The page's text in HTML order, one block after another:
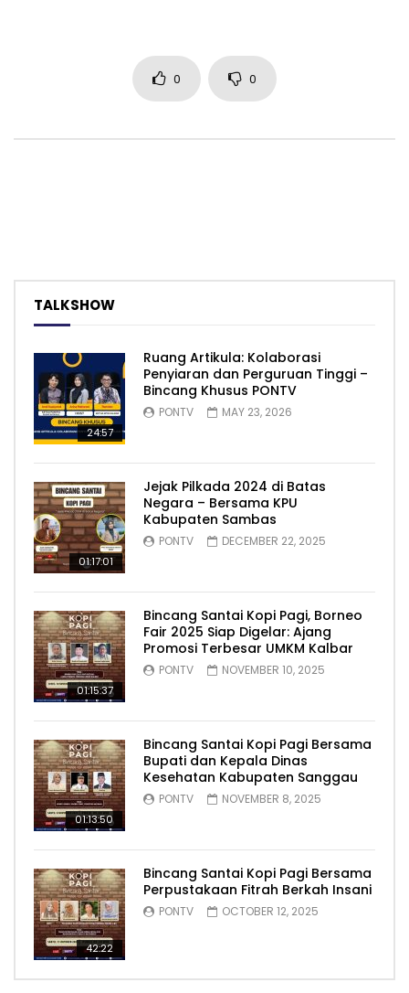
0 0
TALKSHOW
24:57
Ruang Artikula: Kolaborasi
Penyiaran dan Perguruan Tinggi –
Bincang Khusus PONTV
PONTV MAY 23, 2026
01:17:01
Jejak Pilkada 2024 di Batas
Negara – Bersama KPU
Kabupaten Sambas
PONTV DECEMBER 22, 2025
01:15:37
Bincang Santai Kopi Pagi, Borneo
Fair 2025 Siap Digelar: Ajang
Promosi Terbesar UMKM Kalbar
PONTV NOVEMBER 10, 2025
01:13:50
Bincang Santai Kopi Pagi Bersama
Bupati dan Kepala Dinas
Kesehatan Kabupaten Sanggau
PONTV NOVEMBER 8, 2025
42:22
Bincang Santai Kopi Pagi Bersama
Perpustakaan Fitrah Berkah Insani
PONTV OCTOBER 12, 2025